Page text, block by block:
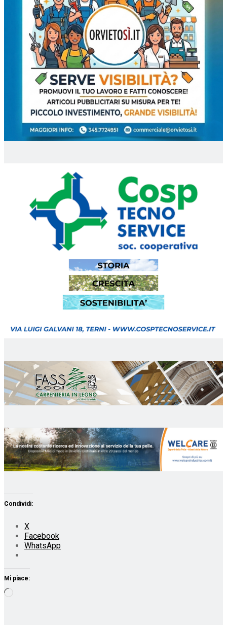
Condividi:
X
Facebook
WhatsApp
Mi piace: